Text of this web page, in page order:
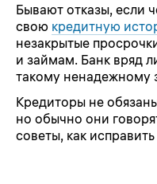
Бывают отказы, если
свою кредитную
незакрытые
и займам. Банк вряд
такому ненадежному
Кредиторы не
но обычно они
советы, как